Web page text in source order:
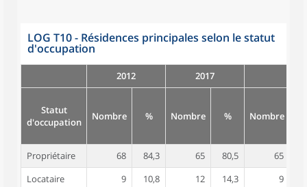
LOG T10 - Résidences principales selon le statut
d'occupation
2012 2017
Statut
d'occupation
Nombre % Nombre % Nombre
Propriétaire 68 84,3 65 80,5 65
Locataire
9 10,8 12 14,3 9